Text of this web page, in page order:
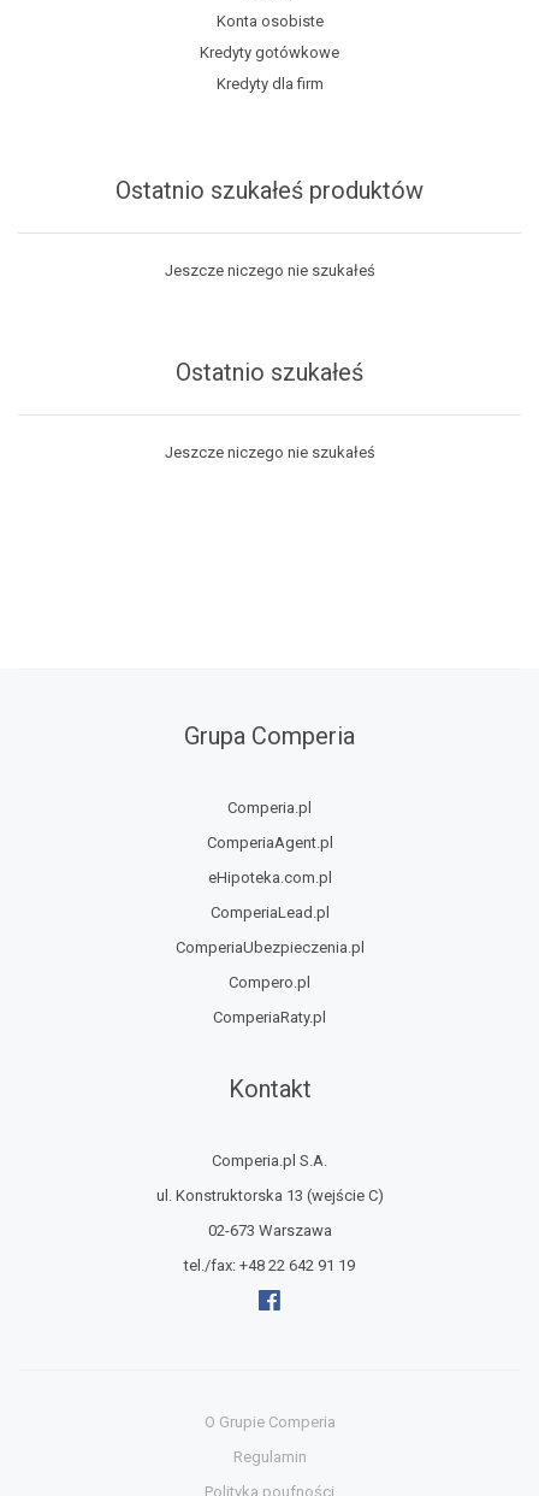
Konta osobiste
Kredyty gotówkowe
Kredyty dla firm
Ostatnio szukałeś produktów
Jeszcze niczego nie szukałeś
Ostatnio szukałeś
Jeszcze niczego nie szukałeś
Grupa Comperia
Comperia.pl
ComperiaAgent.pl
eHipoteka.com.pl
ComperiaLead.pl
ComperiaUbezpieczenia.pl
Compero.pl
ComperiaRaty.pl
Kontakt
Comperia.pl S.A.
ul. Konstruktorska 13 (wejście C)
02-673 Warszawa
tel./fax: +48 22 642 91 19
O Grupie Comperia
Regulamin
Polityka poufności